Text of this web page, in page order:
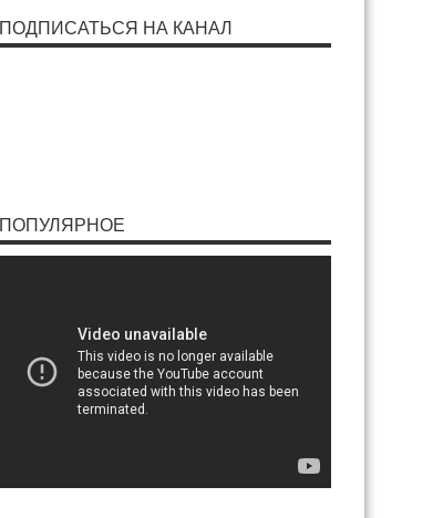
ПОДПИСАТЬСЯ НА КАНАЛ
ПОПУЛЯРНОЕ